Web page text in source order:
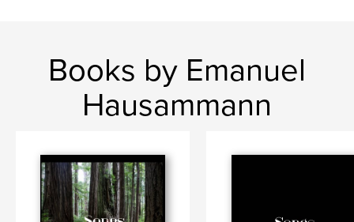
Books by Emanuel
Hausammann